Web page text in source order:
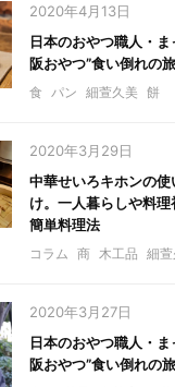
2020年4月13日
日本のおやつ職人・
阪おやつ”食い倒れの
食 パン 細萱久美 餅
2020年3月29日
中華せいろキホンの
け。一人暮らしや料
簡単料理法
コラム 商 木工品 細
2020年3月27日
日本のおやつ職人・
阪おやつ”食い倒れの